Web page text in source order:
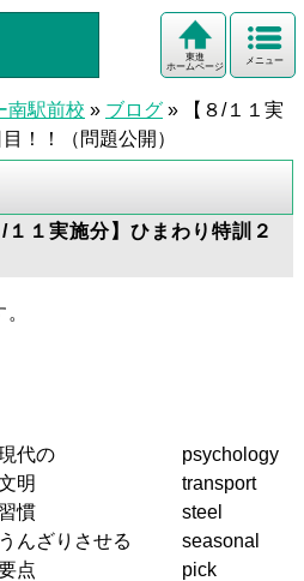
メニュー
東進
ホームページ
南駅前校 » ブログ »
【８/１１実
！！（問題公開）
１実施分】ひまわり特訓２
代の
psychology
明
transport
慣
steel
んざりさせる
seasonal
点
pick